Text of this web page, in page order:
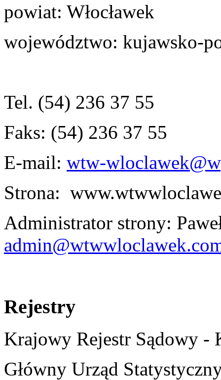
powiat: Włocławek
województwo: kujawsko-
Tel. (54) 236 37 55
Faks: (54) 236 37 55
E-mail: wtw-
Strona:
Administrator strony:
Rejestry
Krajowy Rejestr Sądowy -
Główny Urząd